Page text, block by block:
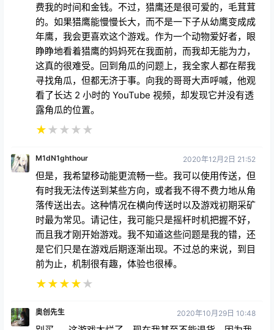
费我的时间和金钱。不过，猎鹰还是很可爱的，毛茸茸
的。如果猎鹰能慢慢长大，而不是一下子从幼鹰变成成
年鹰，我会更喜欢这个游戏。作为一个动物爱好者，眼
睁睁地看着猎鹰的妈妈死在我面前，而我却无能为力，
这真的很难受。回到角瓜的问题上，我全家人都在帮我
寻找角瓜，但都无济于事。向我的哥哥大声呼喊，他观
看了长达 2 小时的 YouTube 视频，却发现它并没有透
露角瓜的位置。
★★ ★ ★ ★
M1dN1ghthour 2020年12月2日 21:52
但是，我希望移动能更流畅一些。我可以使用传送，但
有时我无法传送到某些方向，或者我不得不费力地从角
落传送出去。这种情况在横向传送时以及游戏初期采矿
时最为常见。请记住，我可能只是摇杆时机把握不好，
而且我才刚开始游戏。我不知道这些问题是我的错，还
是它们只是在游戏后期逐渐出现。不过总的来说，到目
前为止，机制很有趣，体验也很棒。
★★★★★
奥创先生 2020年10月29日 10:48